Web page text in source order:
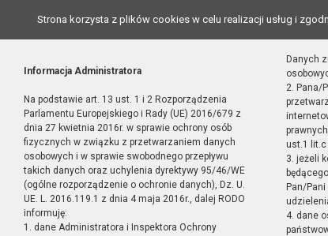
Strona korzysta z plików cookies w celu realizacji usług i
Informacja Administratora
Na podstawie art. 13 ust. 1 i 2 Rozporządzenia
Parlamentu Europejskiego i Rady (UE) 2016/679 z
dnia 27 kwietnia 2016r. w sprawie ochrony osób
fizycznych w związku z przetwarzaniem danych
osobowych i w sprawie swobodnego przepływu
takich danych oraz uchylenia dyrektywy 95/46/WE
(ogólne rozporządzenie o ochronie danych), Dz. U.
UE. L. 2016.119.1 z dnia 4 maja 2016r., dalej RODO
informuję:
1. dane Administratora i Inspektora Ochrony
Danych
2. Pana/
ust.1 lit.c
3. jeżeli
Pan/
4. dane